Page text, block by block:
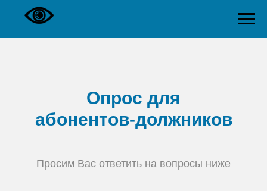
Опрос для
абонентов-должников
Просим Вас ответить на вопросы ниже